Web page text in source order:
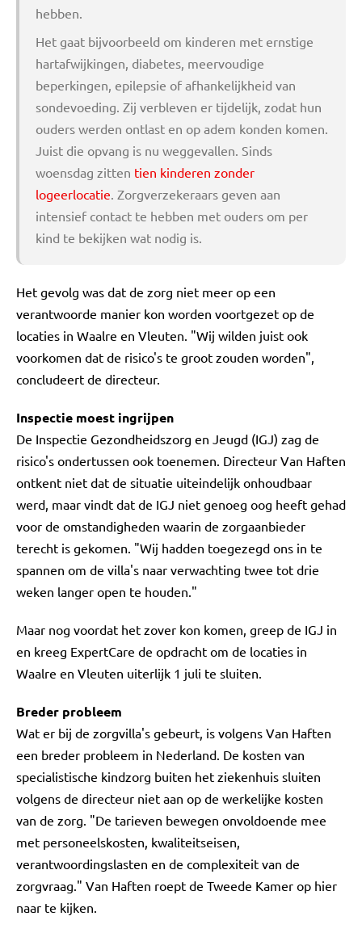
hebben.
Het gaat bijvoorbeeld om kinderen met ernstige
hartafwijkingen, diabetes, meervoudige
beperkingen, epilepsie of afhankelijkheid van
sondevoeding. Zij verbleven er tijdelijk, zodat hun
ouders werden ontlast en op adem konden komen.
Juist die opvang is nu weggevallen. Sinds
woensdag zitten tien kinderen zonder
logeerlocatie. Zorgverzekeraars geven aan
intensief contact te hebben met ouders om per
kind te bekijken wat nodig is.
Het gevolg was dat de zorg niet meer op een
verantwoorde manier kon worden voortgezet op de
locaties in Waalre en Vleuten. "Wij wilden juist ook
voorkomen dat de risico's te groot zouden worden",
concludeert de directeur.
Inspectie moest ingrijpen
De Inspectie Gezondheidszorg en Jeugd (IGJ) zag de
risico's ondertussen ook toenemen. Directeur Van Haften
ontkent niet dat de situatie uiteindelijk onhoudbaar
werd, maar vindt dat de IGJ niet genoeg oog heeft gehad
voor de omstandigheden waarin de zorgaanbieder
terecht is gekomen. "Wij hadden toegezegd ons in te
spannen om de villa's naar verwachting twee tot drie
weken langer open te houden."
Maar nog voordat het zover kon komen, greep de IGJ in
en kreeg ExpertCare de opdracht om de locaties in
Waalre en Vleuten uiterlijk 1 juli te sluiten.
Breder probleem
Wat er bij de zorgvilla's gebeurt, is volgens Van Haften
een breder probleem in Nederland. De kosten van
specialistische kindzorg buiten het ziekenhuis sluiten
volgens de directeur niet aan op de werkelijke kosten
van de zorg. "De tarieven bewegen onvoldoende mee
met personeelskosten, kwaliteitseisen,
verantwoordingslasten en de complexiteit van de
zorgvraag." Van Haften roept de Tweede Kamer op hier
naar te kijken.